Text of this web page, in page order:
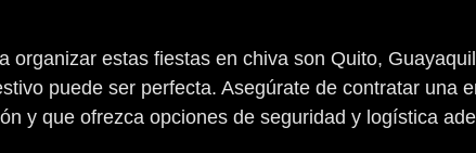
organizar estas fiestas en chiva son Quito,
puede ser perfecta. Asegúrate de contratar una
y que ofrezca opciones de seguridad y logística